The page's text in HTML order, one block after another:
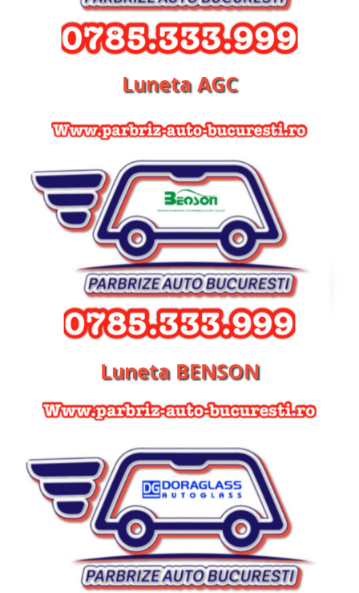
Luneta AGC
Luneta BENSON